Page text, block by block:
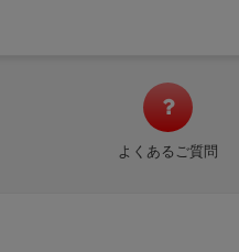
よくあるご質問